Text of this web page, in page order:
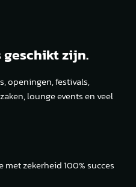
geschikt zijn.
openingen, festivals,
lounge events en veel
met zekerheid 100% succes